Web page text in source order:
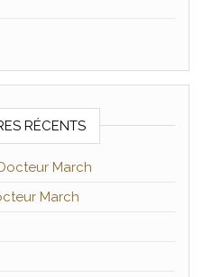
RÉCENTS
March
March